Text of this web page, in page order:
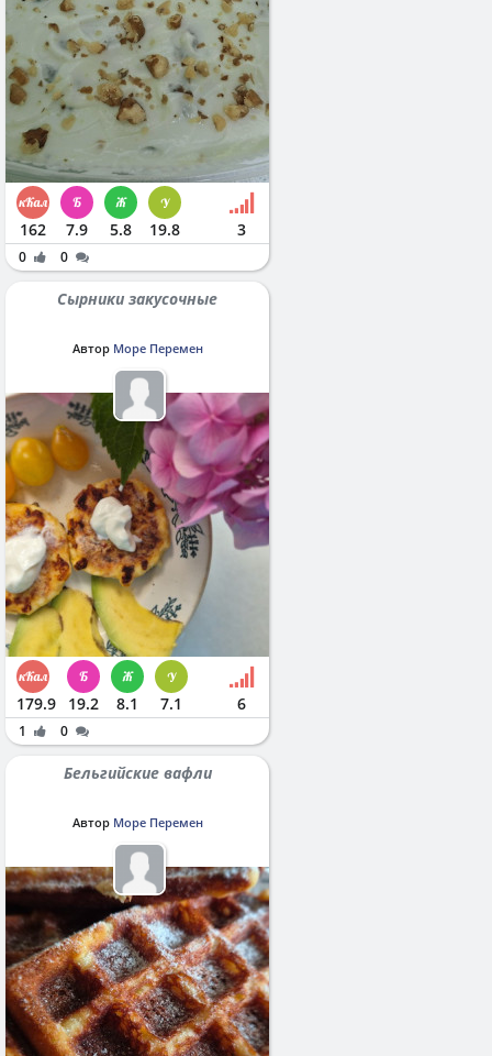
162 7.9 5.8 19.8 3
0 0
Сырники закусочные
Автор Море Перемен
179.9 19.2 8.1 7.1 6
1 0
Бельгийские вафли
Автор Море Перемен